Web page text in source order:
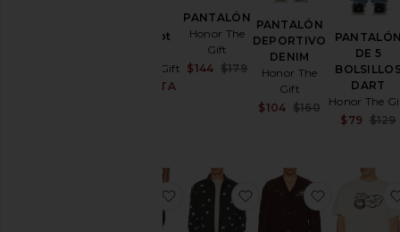
Polka Dot
Honor The Gift
$27 (VENTA
Previous price:
PANTALÓN
Honor The
Gift
Sale price:
$144
Previous price:
$179
PANTALÓN
DEPORTIVO
DENIM
Honor The
Gift
Sale price:
$104
Previous price:
$160
PANTALÓN
DE 5
DART
Honor The
$79 $129
favoritoPANTALÓN CARGO
favoritoCHAQUETA